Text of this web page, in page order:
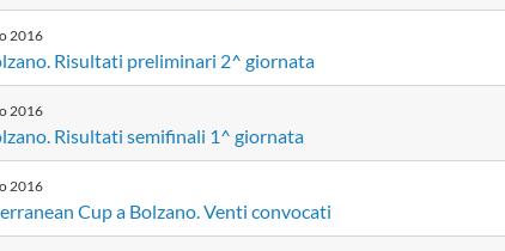
2016
Risultati preliminari 2^ giornata
2016
Risultati semifinali 1^ giornata
2016
Cup a Bolzano. Venti convocati